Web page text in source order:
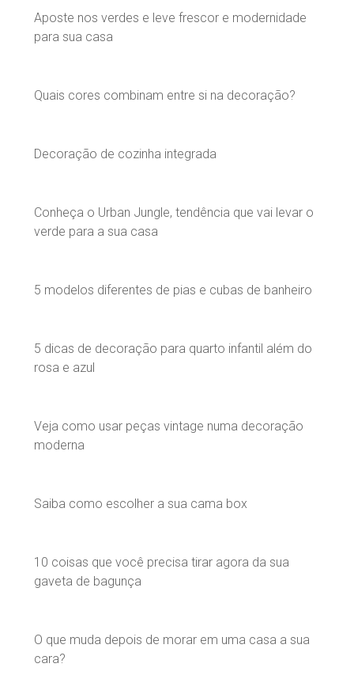
Aposte nos verdes e leve frescor e modernidade
para sua casa
Quais cores combinam entre si na decoração?
Decoração de cozinha integrada
Conheça o Urban Jungle, tendência que vai levar o
verde para a sua casa
5 modelos diferentes de pias e cubas de banheiro
5 dicas de decoração para quarto infantil além do
rosa e azul
Veja como usar peças vintage numa decoração
moderna
Saiba como escolher a sua cama box
10 coisas que você precisa tirar agora da sua
gaveta de bagunça
O que muda depois de morar em uma casa a sua
cara?